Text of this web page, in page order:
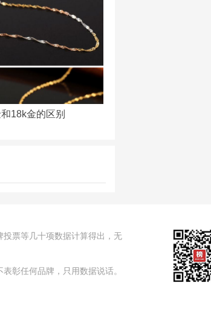
18k金的区别
票等几十项数据计算得出，无
彰任何品牌，只用数据说话。